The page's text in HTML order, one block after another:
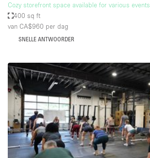
Dakterras
Drankvergunning
Elektriciteit
Grote entree
Haussmann-stijl
Industrieel
Internet
Kantoorbenodigdheden
Cozy storefront space available for various events
400 sq ft
van CA$960 per dag
SNELLE ANTWOORDER